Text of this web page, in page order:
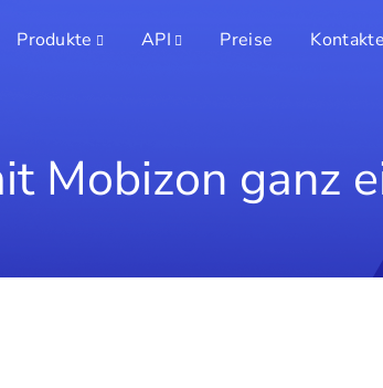
Produkte API Preise Kontakte
Mobizon ganz